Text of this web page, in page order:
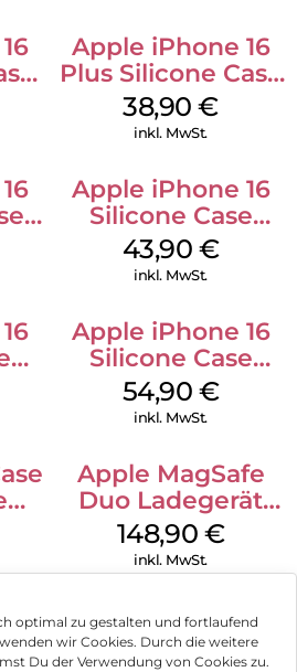
optimal zu gestalten und fortlaufend
wir Cookies. Durch die weitere
Du der Verwendung von Cookies zu.
Apple iPhone 16
Plus Silicone Case
MagSafe Denim
38,90€
inkl. MwSt.
Apple iPhone 16
Silicone Case
MagSafe Plum
43,90 €
inkl. MwSt.
Apple iPhone 16
Silicone Case
MagSafe Lake
Green
54,90 €
inkl. MwSt.
Apple MagSafe
Duo Ladegerät
Weiß
148,90 €
inkl. MwSt.